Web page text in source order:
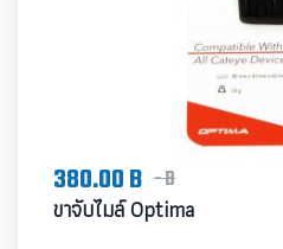
380.00 B - B
ขาจับไมล์ Optima